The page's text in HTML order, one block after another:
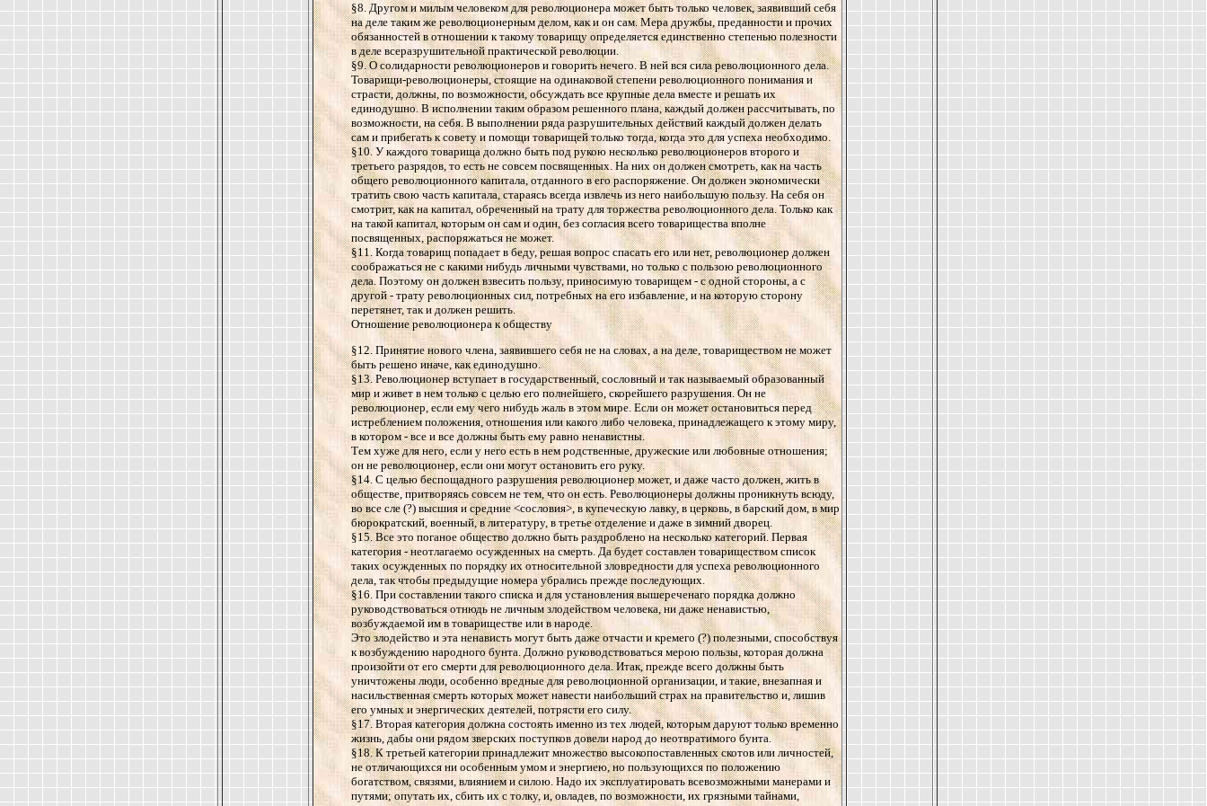
§8. Другом и милым человеком для революционера может быть только человек, заявивший себя
на деле таким же революционерным делом, как и он сам. Мера дружбы, преданности и прочих
обязанностей в отношении к такому товарищу определяется единственно степенью полезности
в деле всеразрушительной практической революции.
§9. О солидарности революционеров и говорить нечего. В ней вся сила революционного дела.
Товарищи-революционеры, стоящие на одинаковой степени революционного понимания и
страсти, должны, по возможности, обсуждать все крупные дела вместе и решать их
единодушно. В исполнении таким образом решенного плана, каждый должен рассчитывать, по
возможности, на себя. В выполнении ряда разрушительных действий каждый должен делать
сам и прибегать к совету и помощи товарищей только тогда, когда это для успеха необходимо.
§10. У каждого товарища должно быть под рукою несколько революционеров второго и
третьего разрядов, то есть не совсем посвященных. На них он должен смотреть, как на часть
общего революционного капитала, отданного в его распоряжение. Он должен экономически
тратить свою часть капитала, стараясь всегда извлечь из него наибольшую пользу. На себя он
смотрит, как на капитал, обреченный на трату для торжества революционного дела. Только как
на такой капитал, которым он сам и один, без согласия всего товарищества вполне
посвященных, распоряжаться не может.
§11. Когда товарищ попадает в беду, решая вопрос спасать его или нет, революционер должен
соображаться не с какими нибудь личными чувствами, но только с пользою революционного
дела. Поэтому он должен взвесить пользу, приносимую товарищем - с одной стороны, а с
другой - трату революционных сил, потребных на его избавление, и на которую сторону
перетянет, так и должен решить.
Отношение революционера к обществу
§12. Принятие нового члена, заявившего себя не на словах, а на деле, товариществом не может
быть решено иначе, как единодушно.
§13. Революционер вступает в государственный, сословный и так называемый образованный
мир и живет в нем только с целью его полнейшего, скорейшего разрушения. Он не
революционер, если ему чего нибудь жаль в этом мире. Если он может остановиться перед
истреблением положения, отношения или какого либо человека, принадлежащего к этому миру,
в котором - все и все должны быть ему равно ненавистны.
Тем хуже для него, если у него есть в нем родственные, дружеские или любовные отношения;
он не революционер, если они могут остановить его руку.
§14. С целью беспощадного разрушения революционер может, и даже часто должен, жить в
обществе, притворяясь совсем не тем, что он есть. Революционеры должны проникнуть всюду,
во все сле (?) высшия и средние <сословия>, в купеческую лавку, в церковь, в барский дом, в мир
бюрократский, военный, в литературу, в третье отделение и даже в зимний дворец.
§15. Все это поганое общество должно быть раздроблено на несколько категорий. Первая
категория - неотлагаемо осужденных на смерть. Да будет составлен товариществом список
таких осужденных по порядку их относительной зловредности для успеха революционного
дела, так чтобы предыдущие номера убрались прежде последующих.
§16. При составлении такого списка и для установления вышереченаго порядка должно
руководствоваться отнюдь не личным злодейством человека, ни даже ненавистью,
возбуждаемой им в товариществе или в народе.
Это злодейство и эта ненависть могут быть даже отчасти и кремего (?) полезными, способствуя
к возбуждению народного бунта. Должно руководствоваться мерою пользы, которая должна
произойти от его смерти для революционного дела. Итак, прежде всего должны быть
уничтожены люди, особенно вредные для революционной организации, и такие, внезапная и
насильственная смерть которых может навести наибольший страх на правительство и, лишив
его умных и энергических деятелей, потрясти его силу.
§17. Вторая категория должна состоять именно из тех людей, которым даруют только временно
жизнь, дабы они рядом зверских поступков довели народ до неотвратимого бунта.
§18. К третьей категории принадлежит множество высокопоставленных скотов или личностей,
не отличающихся ни особенным умом и энергиею, но пользующихся по положению
богатством, связями, влиянием и силою. Надо их эксплуатировать всевозможными манерами и
путями; опутать их, сбить их с толку, и, овладев, по возможности, их грязными тайнами,